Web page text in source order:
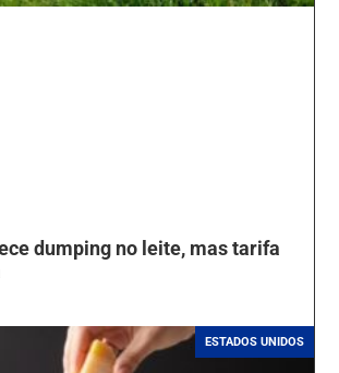
dumping no leite, mas tarifa
ESTADOS UNIDOS